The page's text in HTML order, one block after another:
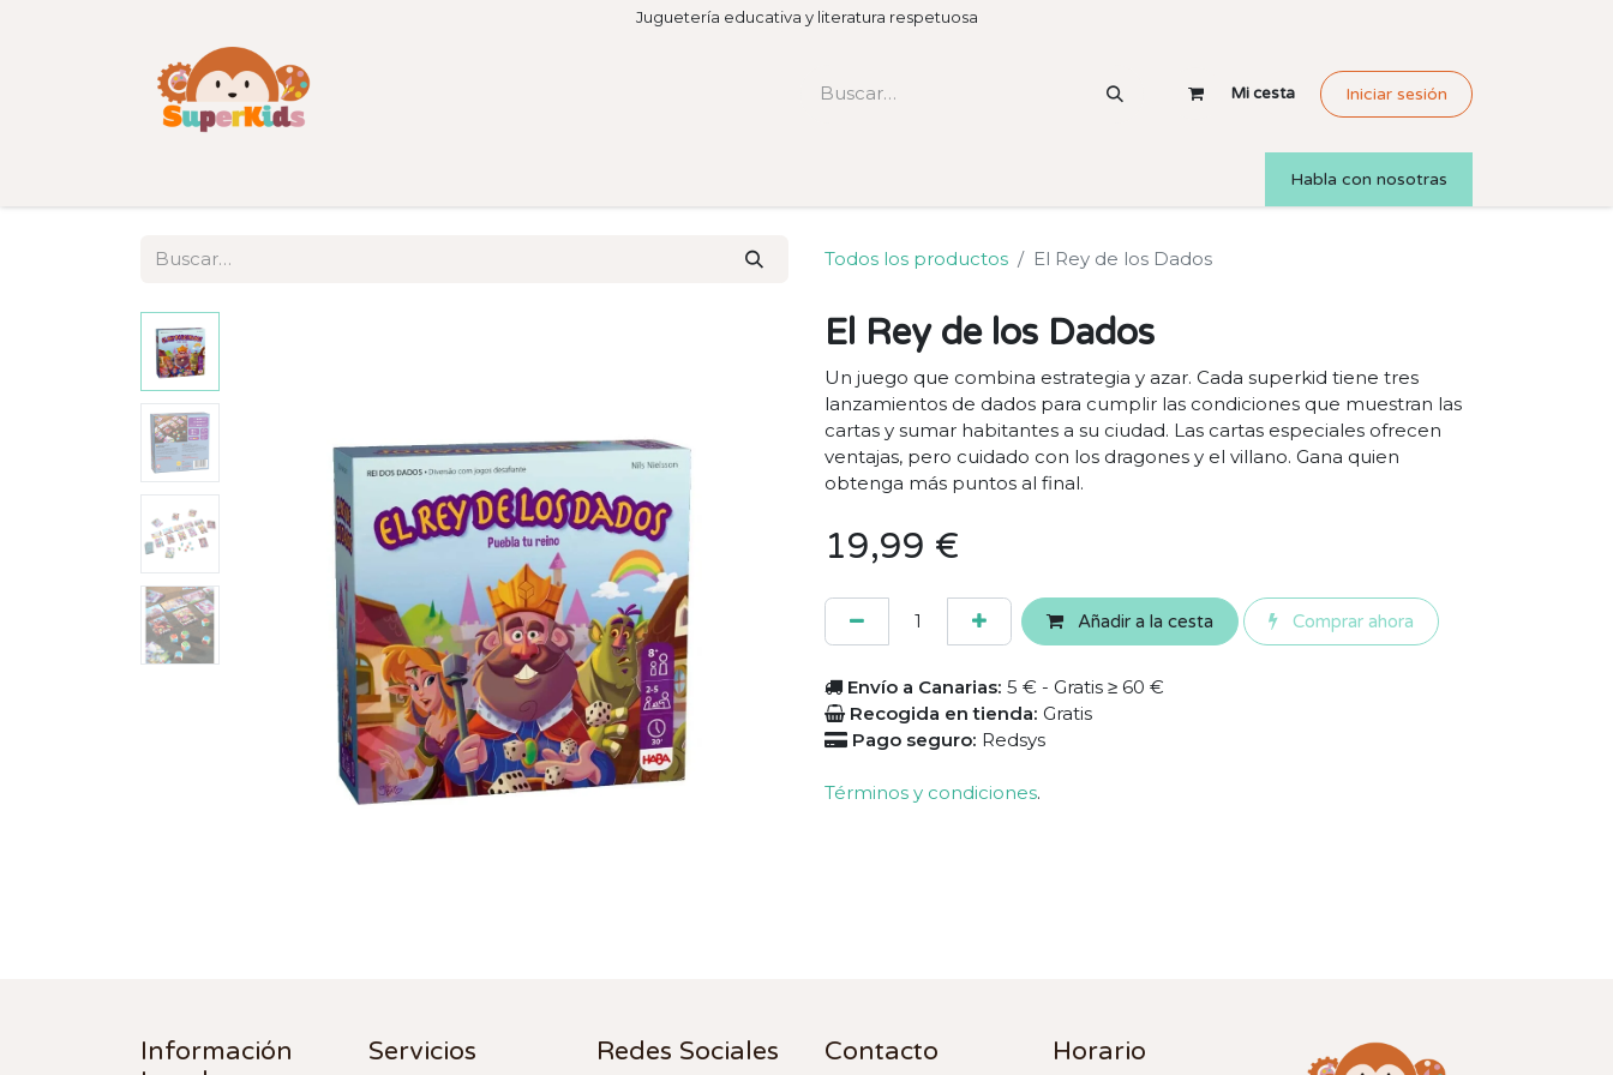
Juguetería educativa y literatura respetuosa
Mi cesta Iniciar sesión
Habla con nosotras
Todos los productos El Rey de los Dados
El Rey de los Dados
Un juego que combina estrategia y azar. Cada superkid tiene tres
lanzamientos de dados para cumplir las condiciones que muestran las
cartas y sumar habitantes a su ciudad. Las cartas especiales ofrecen
ventajas, pero cuidado con los dragones y el villano. Gana quien
obtenga más puntos al final.
19,99 €
Añadir a la cesta Comprar ahora
Envío a Canarias: 5 € - Gratis ≥ 60 €
Recogida en tienda: Gratis
Pago seguro: Redsys
Términos y condiciones.
Información
Servicios Redes Sociales Contacto Horario